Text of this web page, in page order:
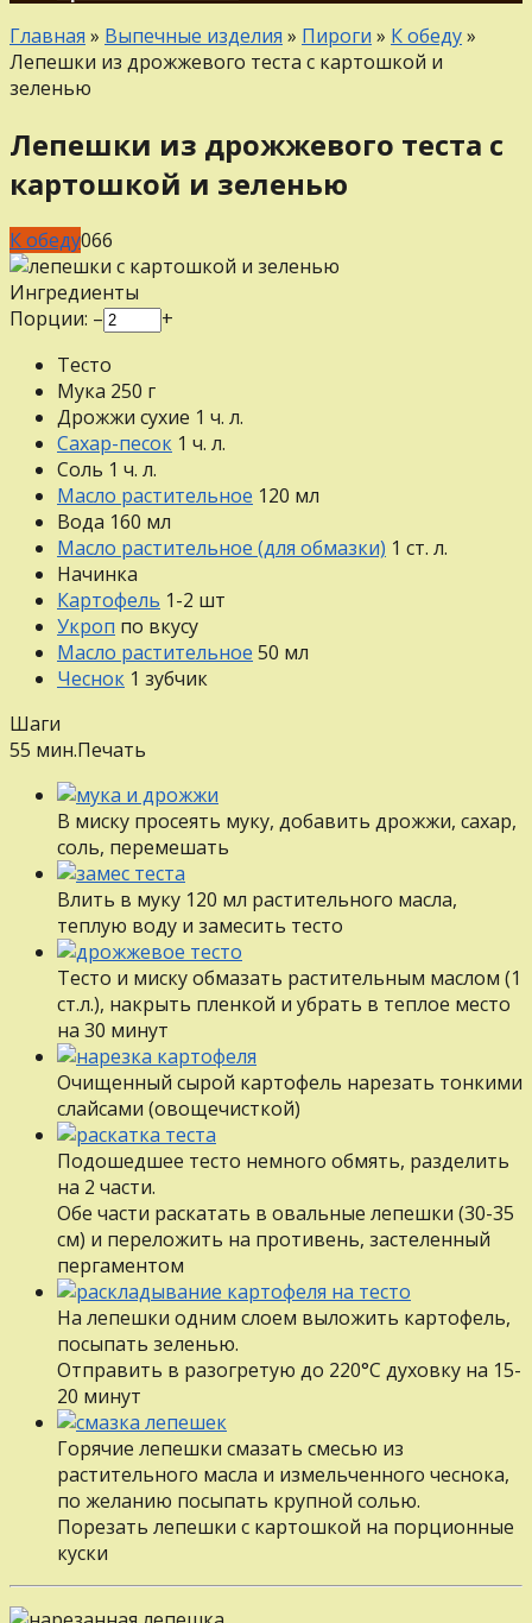
Главная » Выпечные изделия » Пироги » К обеду»
Лепешки из дрожжевого теста с картошкой и
зеленью
Лепешки из дрожжевого теста с
картошкой и зеленью
К обеду066
Ингредиенты
Порции: –
+
Тесто
Мука 250 г
Дрожжи сухие 1 ч. л.
Сахар-песок 1 ч. л.
Соль 1 ч. л.
Масло растительное 120 мл
Вода 160 мл
Масло растительное (для обмазки) 1 ст. л.
Начинка
Картофель 1-2 шт
Укроп по вкусу
Масло растительное 50 мл
Чеснок 1 зубчик
Шаги
55 мин.Печать
В миску просеять муку, добавить дрожжи, сахар,
соль, перемешать
Влить в муку 120 мл растительного масла,
теплую воду и замесить тесто
Тесто и миску обмазать растительным маслом (1
ст.л.), накрыть пленкой и убрать в теплое место
на 30 минут
Очищенный сырой картофель нарезать тонкими
слайсами (овощечисткой)
Подошедшее тесто немного обмять, разделить
на 2 части.
Обе части раскатать в овальные лепешки (30-35
см) и переложить на противень, застеленный
пергаментом
На лепешки одним слоем выложить картофель,
посыпать зеленью.
Отправить в разогретую до 220°С духовку на 15-
20 минут
Горячие лепешки смазать смесью из
растительного масла и измельченного чеснока,
по желанию посыпать крупной солью.
Порезать лепешки с картошкой на порционные
куски